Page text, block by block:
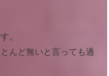
。
んど無いと言っても過